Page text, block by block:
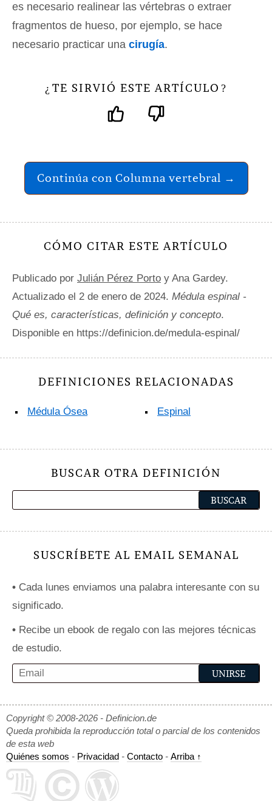
es necesario realinear las vértebras o extraer
fragmentos de hueso, por ejemplo, se hace
necesario practicar una cirugía.
¿ TE SIRVIÓ ESTE ARTÍCULO ?
Continúa con Columna vertebral →
CÓMO CITAR ESTE ARTÍCULO
Publicado por Julián Pérez Porto y Ana Gardey.
Actualizado el 2 de enero de 2024. Médula espinal -
Qué es, características, definición y concepto.
Disponible en https://definicion.de/medula-espinal/
DEFINICIONES RELACIONADAS
Médula Ósea Espinal
BUSCAR OTRA DEFINICIÓN
SUSCRÍBETE AL EMAIL SEMANAL
• Cada lunes enviamos una palabra interesante con su
significado.
• Recibe un ebook de regalo con las mejores técnicas
de estudio.
Copyright © 2008-2026 - Definicion.de
Queda prohibida la reproducción total o parcial de los contenidos
de esta web
Quiénes somos - Privacidad - Contacto - Arriba ↑